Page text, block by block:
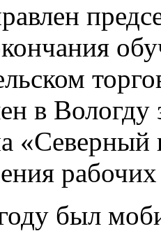
в
рабочих
был